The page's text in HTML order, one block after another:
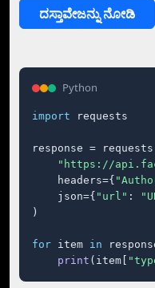
ದಸ್ತಾವೇಜನ್ನು ನೋಡಿ
Python
import requests
response =
"https://
    headers={
    json={
"url" :
)
for item in
print (item[